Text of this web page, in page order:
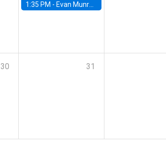
1:35 PM - Evan Munro, Neyman Visiting Assistant Professor in the Department of Statistics at UC Berkeley
30 31